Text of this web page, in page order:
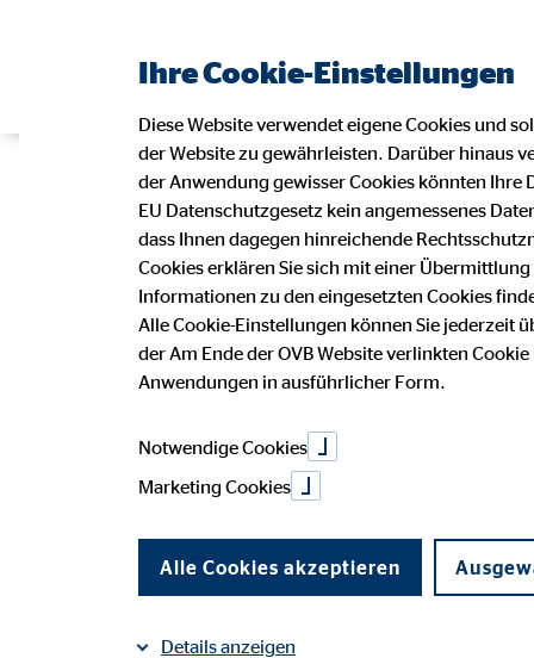
Endlich
Urlaubskasse
auf LinkedIn teilen
Ihre Cookie-Einstellungen
Diese Website verwendet eigene Cookies und
der Website zu gewährleisten. Darüber hinaus
der Anwendung gewisser Cookies könnten Ihre
EU Datenschutzgesetz kein angemessenes
dass Ihnen dagegen hinreichende
Cookies erklären Sie sich mit einer
Informationen zu den eingesetzten Cookies
Alle Cookie-Einstellungen können Sie jederzeit
der Am Ende der OVB Website verlinkten
Anwendungen in ausführlicher Form.
Notwendige Cookies
Marketing Cookies
Alle Cookies akzeptieren
Details anzeigen